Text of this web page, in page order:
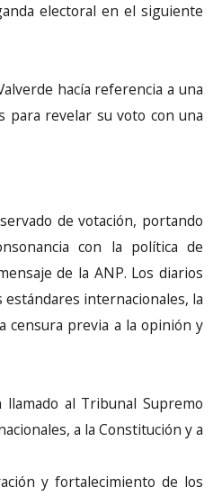
electoral en el siguiente
hacía referencia a una
para revelar su voto con una
de votación, portando
con la política de
de la ANP. Los diarios
estándares internacionales, la
censura previa a la opinión y
al Tribunal Supremo
a la Constitución y a
y fortalecimiento de los